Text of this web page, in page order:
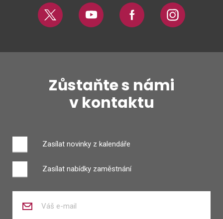
Twitter Youtube Facebook Instagram
Zůstaňte s námi
v kontaktu
Zasílat novinky z kalendáře
Zasílat nabídky zaměstnání
váš